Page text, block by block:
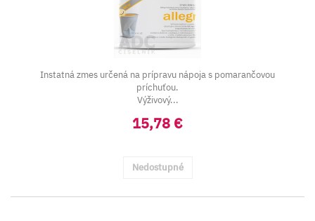
Instatná zmes určená na prípravu nápoja s pomarančovou
príchuťou.
Výživový...
15,78 €
Nedostupné